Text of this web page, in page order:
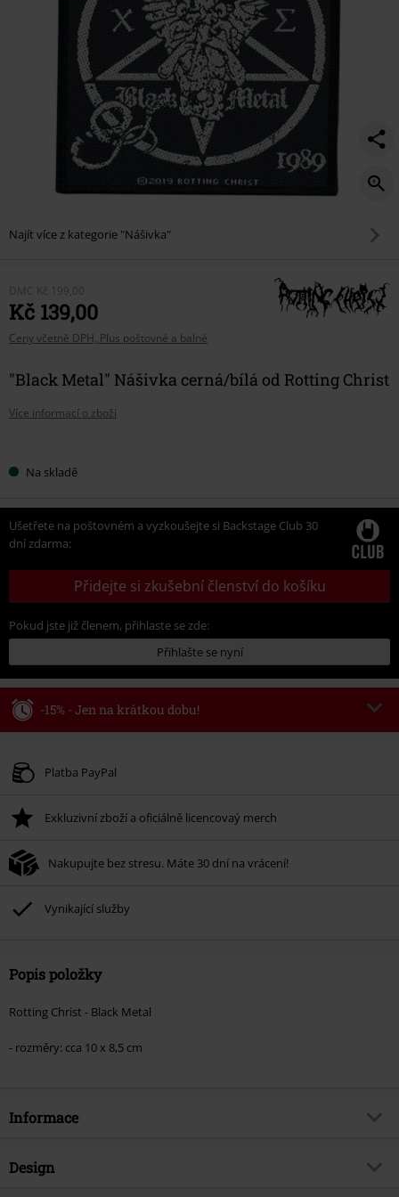
Najít více z kategorie "Nášivka"
DMC Kč 199,00
Kč 139,00
Ceny včetně DPH, Plus poštovné a balné
"Black Metal" Nášivka cerná/bílá od Rotting Christ
Více informací o zboží
si Na skladě
Ušetřete na poštovném a vyzkoušejte si Backstage Club 30
dní zdarma:
Přidejte si zkušební členství do košíku
Pokud jste již členem, přihlaste se zde:
Přihlašte se nyní
-15% - Jen na krátkou dobu!
Platné do 8/9/26
Po zadání kódu v košíku, se sleva uplatní automaticky.
Nelze kombinovat s jinými akciovými kódy. Sleva se nevztahuje na: knihy,
média, vstupenky, Rammstein, (Till) Lindemann, Böhse Onkelz, Broilers, Die
podpoříte nadaci.
Platba PayPal
Exkluzivní zboží a oficiálně licencovaý merch
Nakupujte bez stresu. Máte 30 dní na vrácení!
Vynikající služby
Popis položky
Rotting Christ - Black Metal
- rozměry: cca 10 x 8,5 cm
Informace
Zboží č.
Design